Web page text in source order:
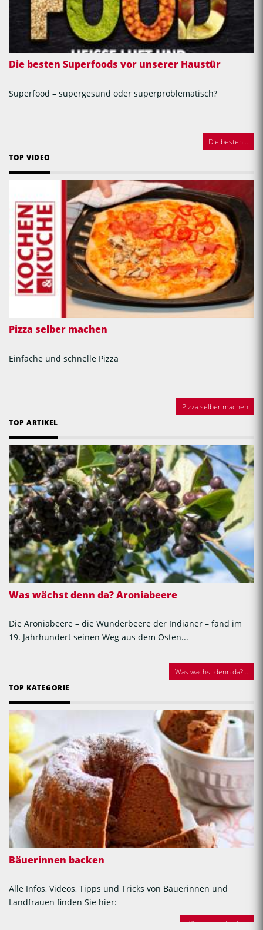
Die besten Superfoods vor unserer Haustür
Superfood – supergesund oder superproblematisch?
Die besten...
TOP VIDEO
Pizza selber machen
Einfache und schnelle Pizza
Pizza selber machen
TOP ARTIKEL
Was wächst denn da? Aroniabeere
Die Aroniabeere – die Wunderbeere der Indianer – fand im
19. Jahrhundert seinen Weg aus dem Osten...
Was wächst denn da?...
TOP KATEGORIE
Bäuerinnen backen
Alle Infos, Videos, Tipps und Tricks von Bäuerinnen und
Landfrauen finden Sie hier:
Bäuerinnen backen